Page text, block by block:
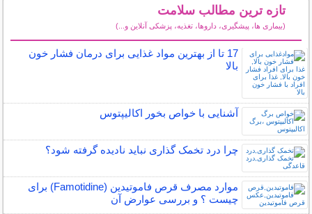
تازه ترین مطالب سلامت
(بیماری ها، پیشگیری، داروها، تغذیه، پزشکی آنلاین و...)
17 تا از بهترین مواد غذایی برای درمان فشار خون
بالا
آشنایی با خواص بخور اکالیپتوس
چرا درد تخمک گذاری نباید نادیده گرفته شود؟
موارد مصرف قرص فاموتیدین (Famotidine) برای
چیست ؟ و بررسی عوارض آن